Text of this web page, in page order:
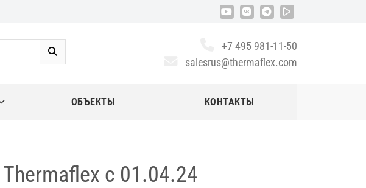
+7 495 981-11-50
salesrus@thermaflex.com
ОБЪЕКТЫ КОНТАКТЫ
с 01.04.24